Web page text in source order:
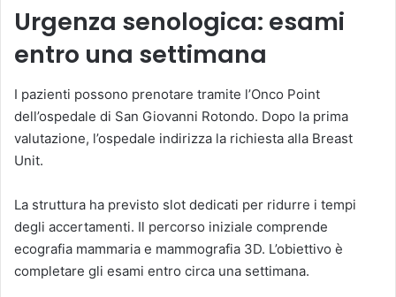
Urgenza senologica: esami
entro una settimana
I pazienti possono prenotare tramite l’Onco Point
dell’ospedale di San Giovanni Rotondo. Dopo la prima
valutazione, l’ospedale indirizza la richiesta alla Breast
Unit.
La struttura ha previsto slot dedicati per ridurre i tempi
degli accertamenti. Il percorso iniziale comprende
ecografia mammaria e mammografia 3D. L’obiettivo è
completare gli esami entro circa una settimana.